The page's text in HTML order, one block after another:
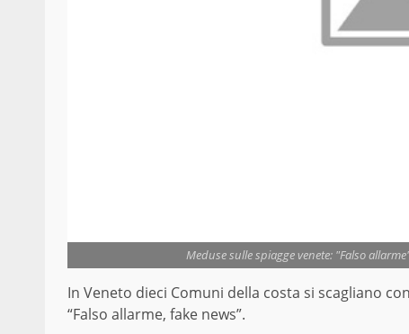
Meduse sulle spiagge venete: "Falso
In Veneto dieci Comuni della costa si scagliano
“Falso allarme, fake news”.